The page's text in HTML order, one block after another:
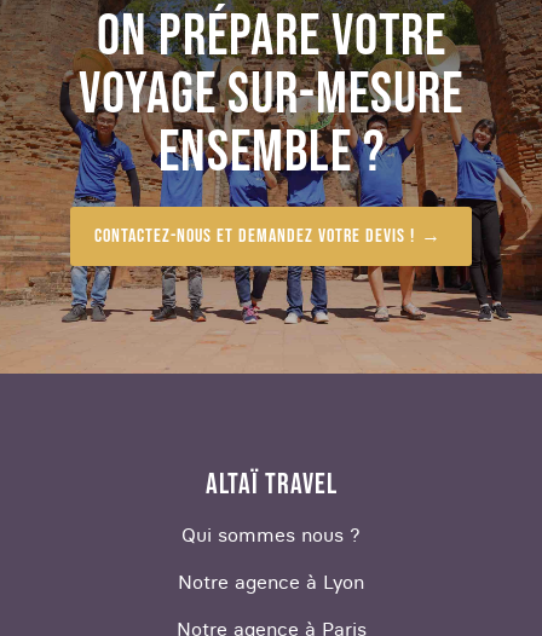
ON PRÉPARE VOTRE
VOYAGE SUR-MESURE
ENSEMBLE ?
Contactez-nous et demandez votre devis !
ALTAÏ TRAVEL
Qui sommes nous ?
Notre agence à Lyon
Notre agence à Paris